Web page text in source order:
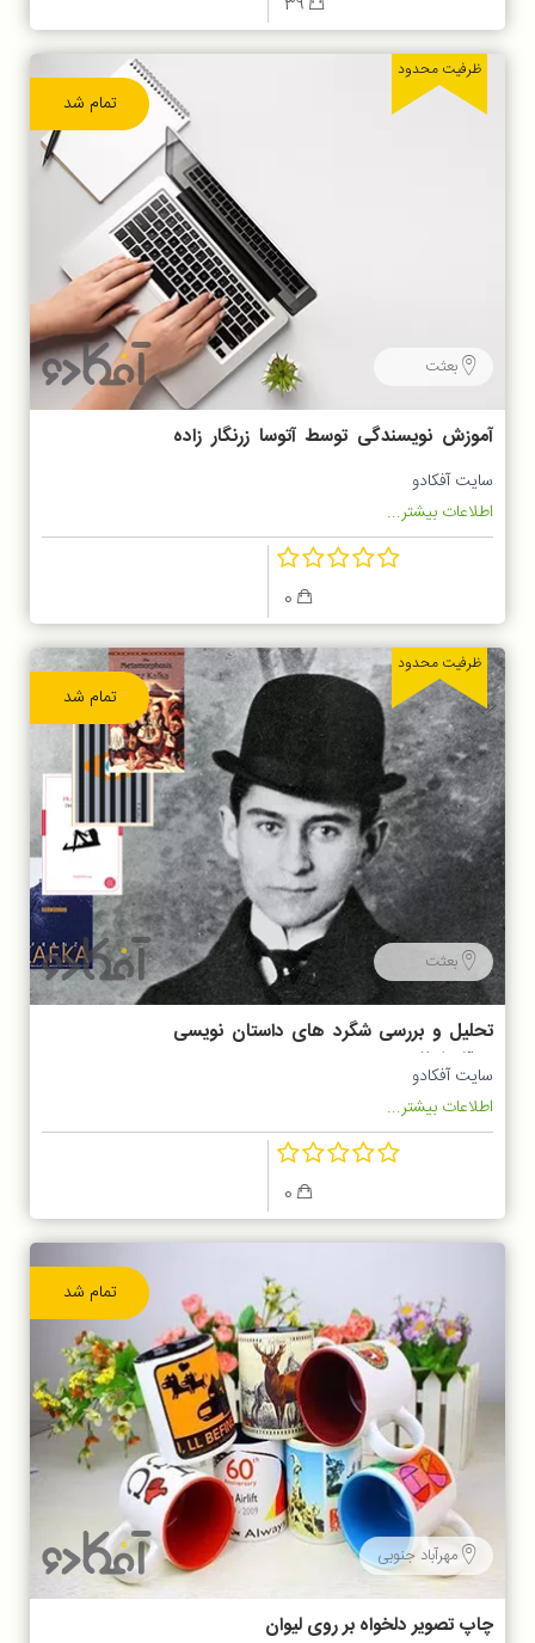
تمام شد
ظرفیت محدود
بعثت
آموزش نویسندگی توسط آتوسا زرنگار زاده
شیرازی
سایت آفکادو
اطلاعات بیشتر...
تمام شد
ظرفیت محدود
بعثت
تحلیل و بررسی شگرد های داستان نویسی
در آثار کافکا
سایت آفکادو
اطلاعات بیشتر...
تمام شد
مهرآباد جنوبی
چاپ تصویر دلخواه بر روی لیوان